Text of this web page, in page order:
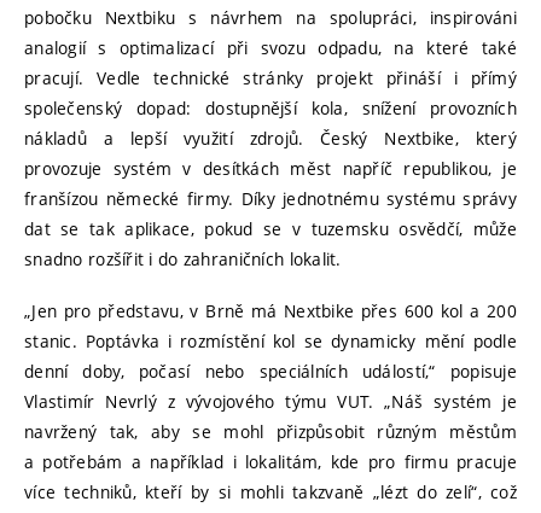
pobočku Nextbiku s návrhem na spolupráci, inspirováni
analogií s optimalizací při svozu odpadu, na které také
pracují. Vedle technické stránky projekt přináší i přímý
společenský dopad: dostupnější kola, snížení provozních
nákladů a lepší využití zdrojů. Český Nextbike, který
provozuje systém v desítkách měst napříč republikou, je
franšízou německé firmy. Díky jednotnému systému správy
dat se tak aplikace, pokud se v tuzemsku osvědčí, může
snadno rozšířit i do zahraničních lokalit.
„Jen pro představu, v Brně má Nextbike přes 600 kol a 200
stanic. Poptávka i rozmístění kol se dynamicky mění podle
denní doby, počasí nebo speciálních událostí,“ popisuje
Vlastimír Nevrlý z vývojového týmu VUT. „Náš systém je
navržený tak, aby se mohl přizpůsobit různým městům
a potřebám a například i lokalitám, kde pro firmu pracuje
více techniků, kteří by si mohli takzvaně „lézt do zelí“, což